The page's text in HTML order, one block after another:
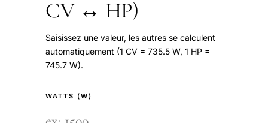
CV ↔ HP)
Saisissez une valeur, les autres se calculent
automatiquement (1 CV = 735.5 W, 1 HP =
745.7 W).
WATTS (W)